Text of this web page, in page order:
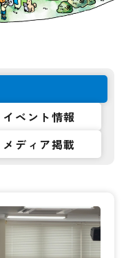
イベント情報
メディア掲載